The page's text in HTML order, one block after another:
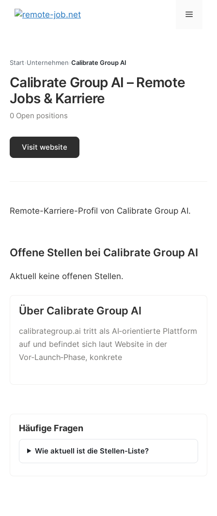
Menu
Start›Unternehmen›Calibrate Group AI
Calibrate Group AI – Remote
Jobs & Karriere
0 Open positions
Visit website
Remote-Karriere-Profil von Calibrate Group AI.
Offene Stellen bei Calibrate Group AI
Aktuell keine offenen Stellen.
Über Calibrate Group AI
calibrategroup.ai tritt als AI‑orientierte Plattform
auf und befindet sich laut Website in der
Vor‑Launch‑Phase, konkrete
Häufige Fragen
Wie aktuell ist die Stellen-Liste?